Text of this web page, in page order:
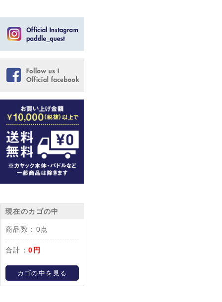
現在のカゴの中
商品数： 0点
合計：0円
カゴの中を見る